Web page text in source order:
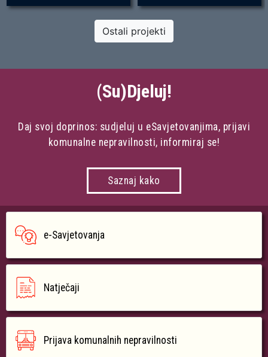
Ostali projekti
(Su)Djeluj!
Daj svoj doprinos: sudjeluj u eSavjetovanjima, prijavi
komunalne nepravilnosti, informiraj se!
Saznaj kako
e-Savjetovanja
Natječaji
Prijava komunalnih nepravilnosti